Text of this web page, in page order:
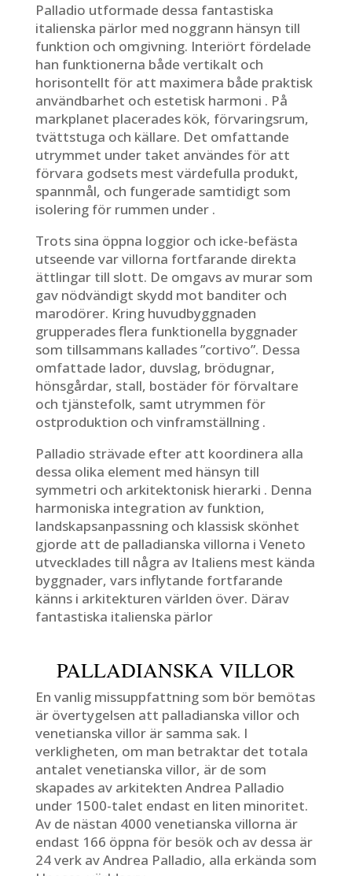
Palladio utformade dessa fantastiska
italienska pärlor med noggrann hänsyn till
funktion och omgivning. Interiört fördelade
han funktionerna både vertikalt och
horisontellt för att maximera både praktisk
användbarhet och estetisk harmoni . På
markplanet placerades kök, förvaringsrum,
tvättstuga och källare. Det omfattande
utrymmet under taket användes för att
förvara godsets mest värdefulla produkt,
spannmål, och fungerade samtidigt som
isolering för rummen under .
Trots sina öppna loggior och icke-befästa
utseende var villorna fortfarande direkta
ättlingar till slott. De omgavs av murar som
gav nödvändigt skydd mot banditer och
marodörer. Kring huvudbyggnaden
grupperades flera funktionella byggnader
som tillsammans kallades ”cortivo”. Dessa
omfattade lador, duvslag, brödugnar,
hönsgårdar, stall, bostäder för förvaltare
och tjänstefolk, samt utrymmen för
ostproduktion och vinframställning .
Palladio strävade efter att koordinera alla
dessa olika element med hänsyn till
symmetri och arkitektonisk hierarki . Denna
harmoniska integration av funktion,
landskapsanpassning och klassisk skönhet
gjorde att de palladianska villorna i Veneto
utvecklades till några av Italiens mest kända
byggnader, vars inflytande fortfarande
känns i arkitekturen världen över. Därav
fantastiska italienska pärlor
PALLADIANSKA VILLOR
En vanlig missuppfattning som bör bemötas
är övertygelsen att palladianska villor och
venetianska villor är samma sak. I
verkligheten, om man betraktar det totala
antalet venetianska villor, är de som
skapades av arkitekten Andrea Palladio
under 1500-talet endast en liten minoritet.
Av de nästan 4000 venetianska villorna är
endast 166 öppna för besök och av dessa är
24 verk av Andrea Palladio, alla erkända som